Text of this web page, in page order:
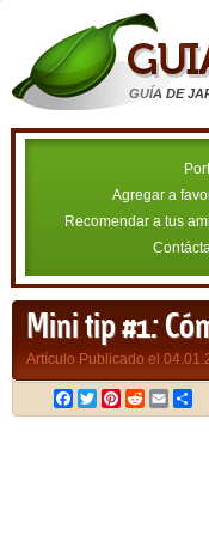
GUÍA DE
Agregar a
Recomendar a tus
Mini tip #1:
Artículo Publicado el
Facebook
TwitterPinterest
RedditEmail